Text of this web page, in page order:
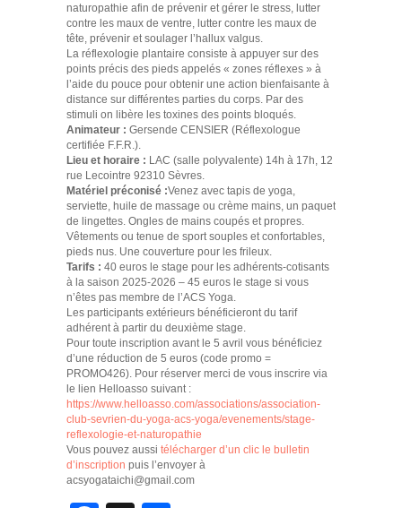
naturopathie afin de prévenir et gérer le stress, lutter
contre les maux de ventre, lutter contre les maux de
tête, prévenir et soulager l’hallux valgus.
La réflexologie plantaire consiste à appuyer sur des
points précis des pieds appelés « zones réflexes » à
l’aide du pouce pour obtenir une action bienfaisante à
distance sur différentes parties du corps. Par des
stimuli on libère les toxines des points bloqués.
Animateur : Gersende CENSIER (Réflexologue
certifiée F.F.R.).
Lieu et horaire : LAC (salle polyvalente) 14h à 17h, 12
rue Lecointre 92310 Sèvres.
Matériel préconisé :Venez avec tapis de yoga,
serviette, huile de massage ou crème mains, un paquet
de lingettes. Ongles de mains coupés et propres.
Vêtements ou tenue de sport souples et confortables,
pieds nus. Une couverture pour les frileux.
Tarifs : 40 euros le stage pour les adhérents-cotisants
à la saison 2025-2026 – 45 euros le stage si vous
n’êtes pas membre de l’ACS Yoga.
Les participants extérieurs bénéficieront du tarif
adhérent à partir du deuxième stage.
Pour toute inscription avant le 5 avril vous bénéficiez
d’une réduction de 5 euros (code promo =
PROMO426). Pour réserver merci de vous inscrire via
le lien Helloasso suivant :
https://www.helloasso.com/associations/association-
club-sevrien-du-yoga-acs-yoga/evenements/stage-
reflexologie-et-naturopathie
Vous pouvez aussi télécharger d’un clic le bulletin
d’inscription puis l’envoyer à
acsyogataichi@gmail.com